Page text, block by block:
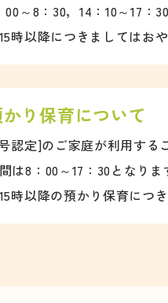
00～8：30，14：10～17：
時以降につきましてはお
り保育について
認定]のご家庭が利用する
は8：00～17：30となり
時以降の預かり保育につ